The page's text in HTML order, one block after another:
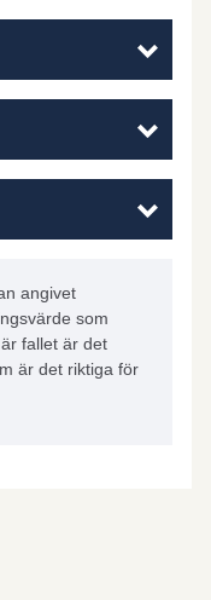
angivet
som
fallet är det
är det riktiga för